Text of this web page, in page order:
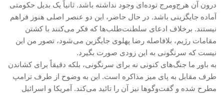
درون آن هرج‌ومرج توده‌ای وجود نداشته باشد. ثانیاً یک بدیل حکومتی
آماده جایگزینی باشد. در حال حاضر، این دو عنصر اصلی هنوز فراهم
نیستند. برخلاف ادعای سلطنت‌طلب‌ها که فکر می‌کنند با کشتن
مقامات رژیم، بلافاصله رضا پهلوی جایگزین می‌شود، تصور من این
نیست که سرنگونی به این زودی صورت بگیرد.
به باور ما جنگ‌های کنونی نه برای سرنگونی، بلکه دقیقاً برای کشاندن
طرف مقابل به پای میز مذاکره است. این به وضوح از طرف ترامپ
مطرح شده و گفت‌وگوها نیز آن را تائید می‌کند. آمریکا و اسرائیل